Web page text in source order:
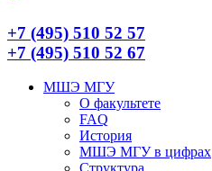
+7 (495) 510 52 57
+7 (495) 510 52 67
МШЭ МГУ
О факультете
FAQ
История
МШЭ МГУ в цифрах